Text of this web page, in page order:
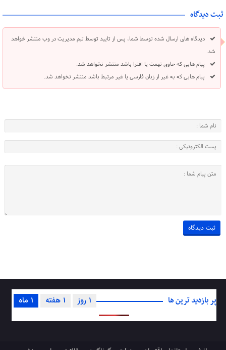
ثبت دیدگاه
دیدگاه های ارسال شده توسط شما، پس از تایید توسط تیم مدیریت در وب منتشر خواهد
شد.
پیام هایی که حاوی تهمت یا افترا باشد منتشر نخواهد شد.
پیام هایی که به غیر از زبان فارسی یا غیر مرتبط باشد منتشر نخواهد شد.
پر بازدید ترین ها 1 ماه 1 هفته 1 روز